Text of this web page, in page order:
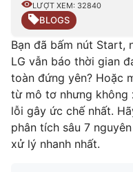
LƯỢT XEM: 32840
BLOGS
Bạn đã bấm nút Start,
LG vẫn báo thời gian
toàn đứng yên? Hoặc
từ mô tơ nhưng không
lỗi gây ức chế nhất.
phân tích sâu 7
xử lý nhanh nhất.